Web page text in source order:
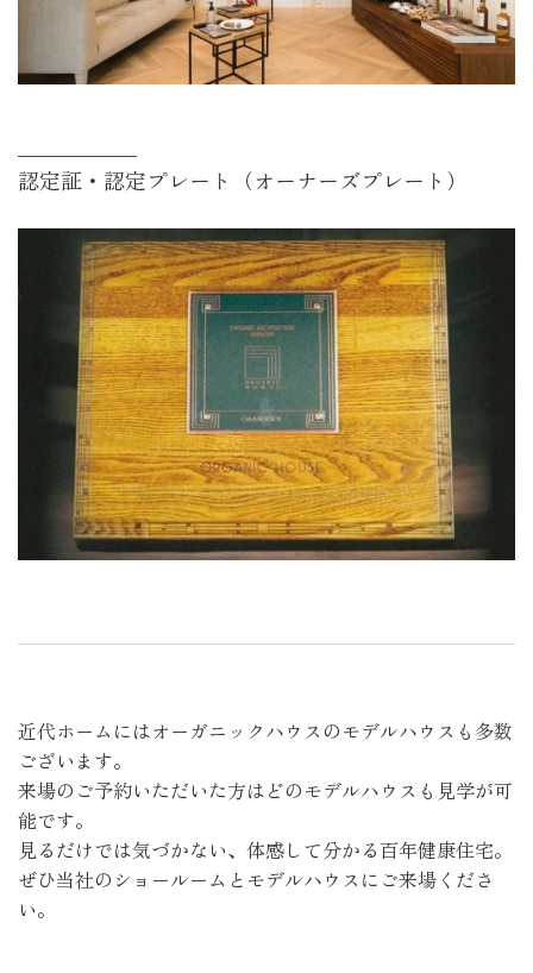
認定証・認定プレート（オーナーズプレート）
近代ホームにはオーガニックハウスのモデルハウスも多数
ございます。
来場のご予約いただいた方はどのモデルハウスも見学が可
能です。
見るだけでは気づかない、体感して分かる百年健康住宅。
ぜひ当社のショールームとモデルハウスにご来場くださ
い。